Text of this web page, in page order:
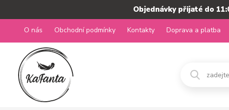
Objednávky přijaté do
O nás Obchodní podmínky Kontakty Doprava a platba